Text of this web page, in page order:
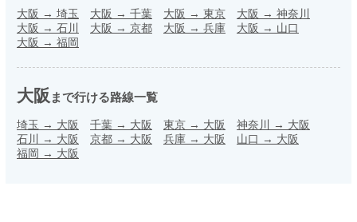
大阪 → 埼玉 大阪 → 千葉 大阪 → 東京 大阪 → 神奈川
大阪 → 石川 大阪 → 京都 大阪 → 兵庫 大阪 → 山口
大阪 → 福岡
大阪 まで行ける路線一覧
埼玉 → 大阪 千葉 → 大阪 東京 → 大阪 神奈川 → 大阪
石川 → 大阪 京都 → 大阪 兵庫 → 大阪 山口 → 大阪
福岡 → 大阪